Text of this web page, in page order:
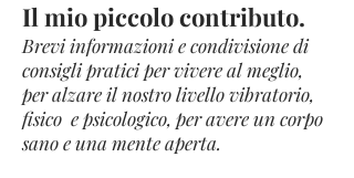
Il mio piccolo contributo.
Brevi informazioni e condivisione di
consigli pratici per vivere al meglio,
per alzare il nostro livello vibratorio,
fisico e psicologico, per avere un corpo
sano e una mente aperta.